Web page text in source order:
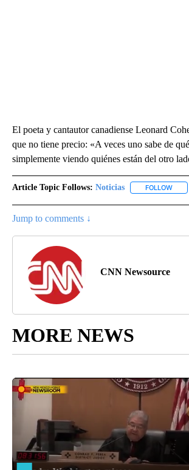
El poeta y cantautor canadiense Leonard
que no tiene precio: «A veces uno sabe de
simplemente viendo quiénes están del otro
Article Topic Follows: Noticias FOLLOW
Jump to comments ↓
CNN Newsource
MORE NEWS